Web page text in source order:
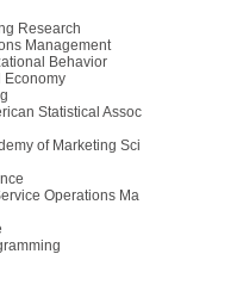
Research
Management
Behavior
Economy
Statistical Assoc
of Marketing Sci
Operations Ma